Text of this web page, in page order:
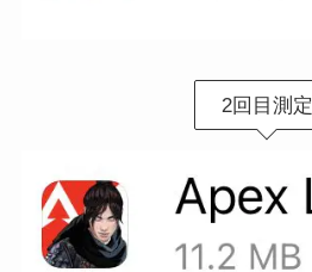
2回目測定